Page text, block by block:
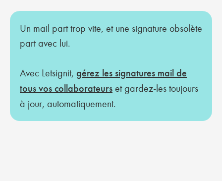
Un mail part trop vite, et une signature obsolète
part avec lui.
Avec Letsignit, gérez les signatures mail de
tous vos collaborateurs et gardez-les toujours
à jour, automatiquement.